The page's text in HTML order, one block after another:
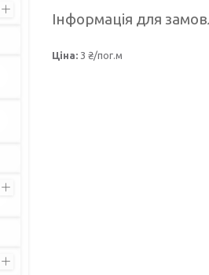
Інформація для
Ціна: 3 ₴/пог.м